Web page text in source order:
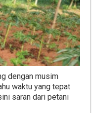
dengan musim
waktu yang tepat
saran dari petani